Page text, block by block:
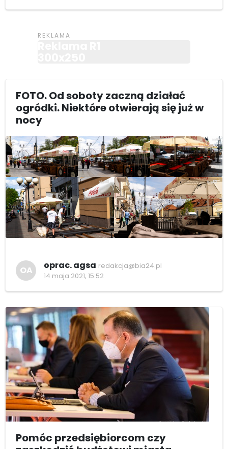
FOTO. Od soboty zaczną działać
ogródki. Niektóre otwierają się już w
nocy
OA oprac. agsa redakcja@bia24.pl
14 maja 2021, 15:52
Pomóc przedsiębiorcom czy